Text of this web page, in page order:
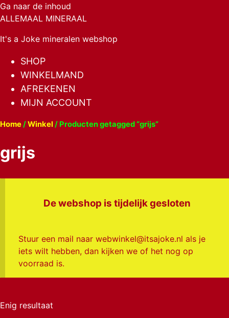
Ga naar de inhoud
ALLEMAAL MINERAAL
It's a Joke mineralen webshop
SHOP
WINKELMAND
AFREKENEN
MIJN ACCOUNT
Home/Winkel/ Producten getagged “grijs”
grijs
De webshop is tijdelijk gesloten
Stuur een mail naar webwinkel@itsajoke.nl als je
iets wilt hebben, dan kijken we of het nog op
voorraad is.
Enig resultaat